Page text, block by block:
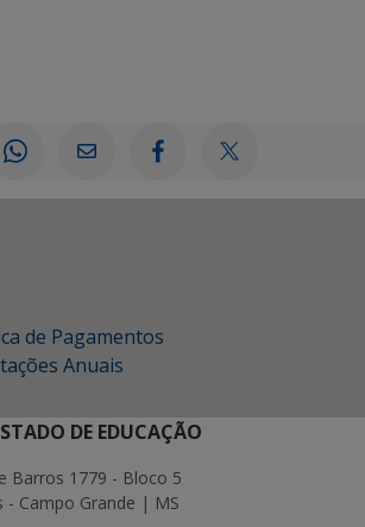
de Pagamentos
Anuais
DE EDUCAÇÃO
Barros 1779 - Bloco 5
- Campo Grande | MS